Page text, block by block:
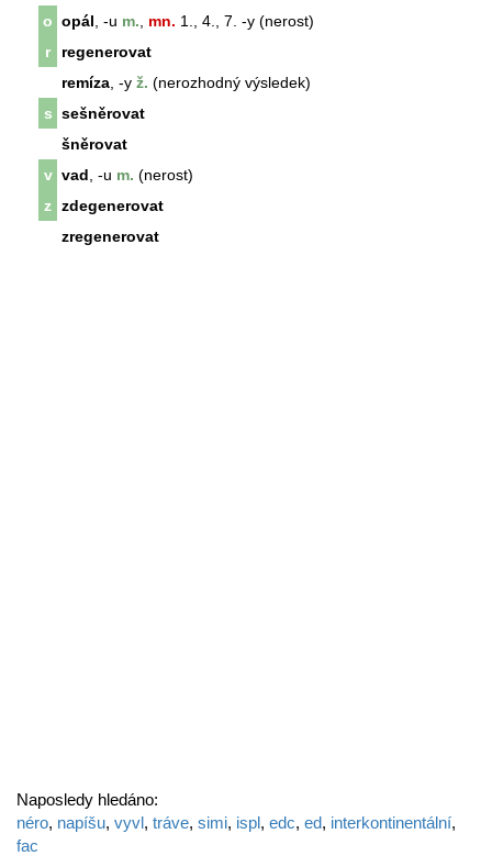
o opál , -u m. mn. 1., 4., 7. -y (nerost)
r
regenerovat
remíza , -y ž. (nerozhodný výsledek)
s sešněrovat
šněrovat
v vad , -u m. (nerost)
z
zdegenerovat
zregenerovat
Naposledy hledáno:
néro, napíšu, vyvl, tráve, simi, ispl, edc, ed, interkontinentální,
fac